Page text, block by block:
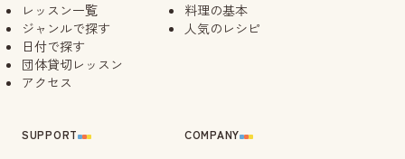
レッスン一覧
ジャンルで探す
日付で探す
団体貸切レッスン
アクセス
SUPPORT
料理の基本
人気のレシピ
COMPANY